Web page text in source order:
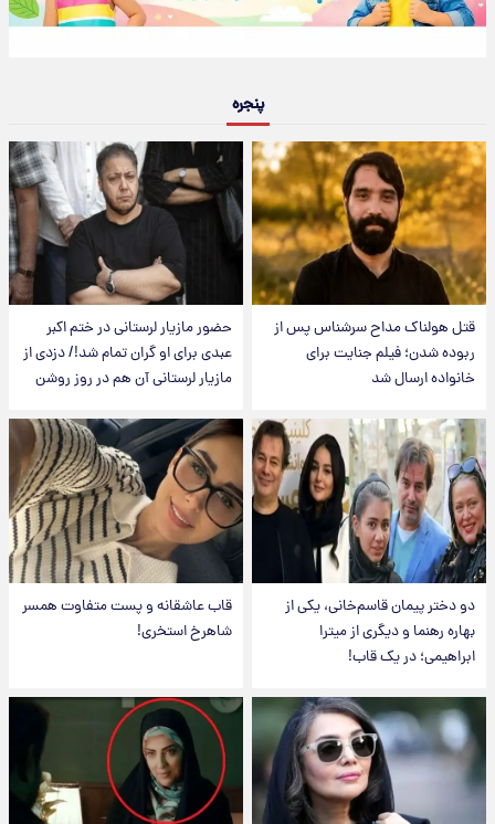
پنجره
قتل هولناک مداح سرشناس پس از
ربوده شدن؛ فیلم جنایت برای
خانواده ارسال شد
حضور مازیار لرستانی در ختم اکبر
عبدی برای او گران تمام شد!/ دزدی از
مازیار لرستانی آن هم در روز روشن
دو دختر پیمان قاسم‌خانی، یکی از
بهاره رهنما و دیگری از میترا
ابراهیمی؛ در یک قاب!
قاب عاشقانه و پست متفاوت همسر
شاهرخ استخری!